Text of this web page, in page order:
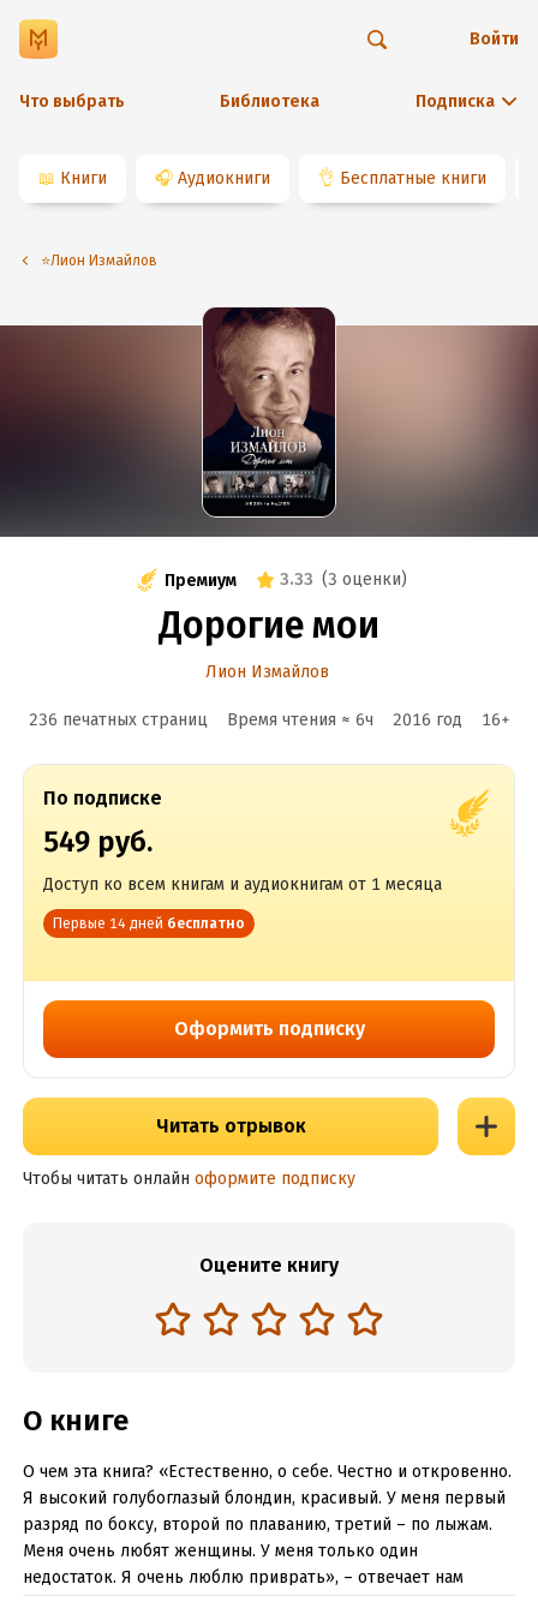
Что выбрать Библиотека Подписка
Войти
📖 Книги 🎧 Аудиокниги 👌 Бесплатные книги
⭐️Лион Измайлов
Премиум 3.33 (3 оценки)
Дорогие мои
Лион Измайлов
236 печатных страниц Время чтения ≈ 6ч 2016 год 16+
По подписке
549 руб.
Доступ ко всем книгам и аудиокнигам от 1 месяца
Первые 14 дней бесплатно
Оформить подписку
Читать отрывок
Чтобы читать онлайн оформите подписку
Оцените книгу
О книге
О чем эта книга? «Естественно, о себе. Честно и откровенно.
Я высокий голубоглазый блондин, красивый. У меня первый
разряд по боксу, второй по плаванию, третий – по лыжам.
Меня очень любят женщины. У меня только один
недостаток. Я очень люблю приврать», – отвечает нам